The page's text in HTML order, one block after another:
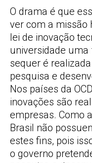
O drama é que
ver com a missão
lei de inovação
universidade uma
sequer é
pesquisa e
Nos países da
inovações são
empresas. Como
Brasil não
estes fins, pois
o governo